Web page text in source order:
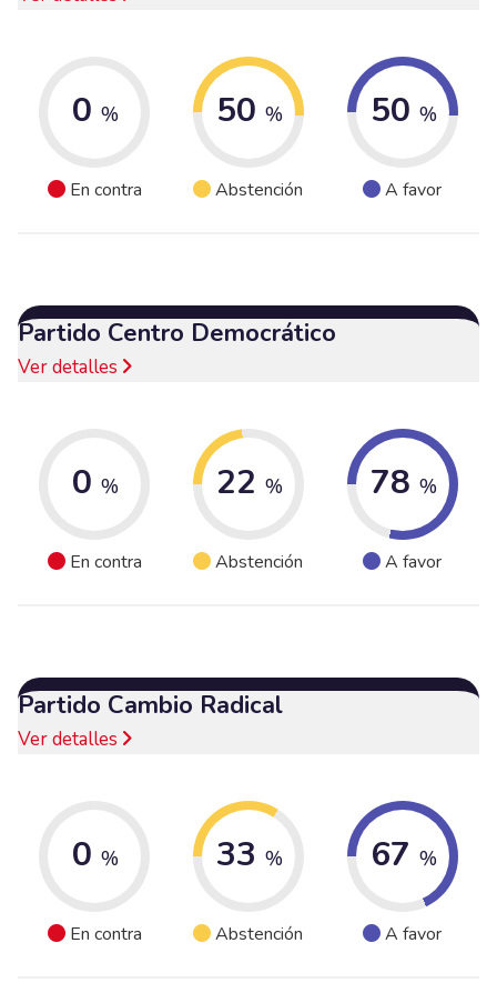
0 %
En contra
50 %
Abstención
50 %
A favor
Partido Centro Democrático
Ver detalles
0 %
En contra
22 %
Abstención
78 %
A favor
Partido Cambio Radical
Ver detalles
0 %
En contra
33 %
Abstención
67 %
A favor